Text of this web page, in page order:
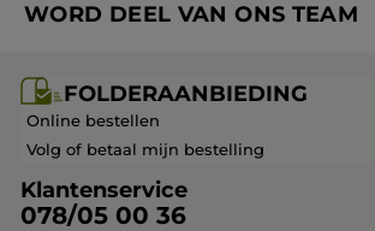
Cadeau-ideeën
Kerstcollectie
Mijn geschenken
Veelgestelde vragen
Contact opnemen
WORD DEEL VAN ONS TEAM
Franchisenemer of bedrijfsleider worden
FOLDERAANBIEDING
Online bestellen
Volg of betaal mijn bestelling
Klantenservice
078/05 00 36